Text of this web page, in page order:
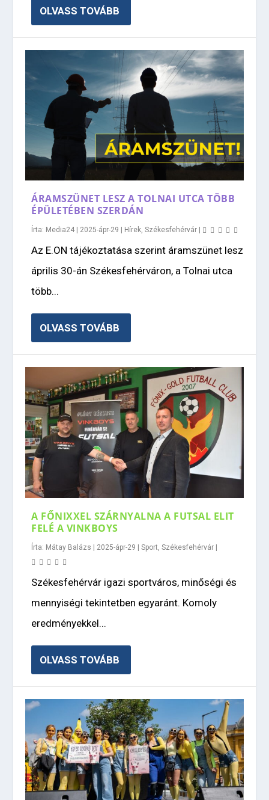
OLVASS TOVÁBB
ÁRAMSZÜNET LESZ A TOLNAI UTCA TÖBB
ÉPÜLETÉBEN SZERDÁN
Írta: Media24 2025-ápr-29 Hírek,Székesfehérvár
Az E.ON tájékoztatása szerint áramszünet lesz
április 30-án Székesfehérváron, a Tolnai utca
több...
OLVASS TOVÁBB
A FŐNIXXEL SZÁRNYALNA A FUTSAL ELIT
FELÉ A VINKBOYS
Írta: Mátay Balázs 2025-ápr-29 |Sport,Székesfehérvár
Székesfehérvár igazi sportváros, minőségi és
mennyiségi tekintetben egyaránt. Komoly
eredményekkel...
OLVASS TOVÁBB